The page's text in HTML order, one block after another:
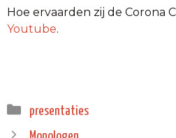
Hoe ervaarden zij de Corona
Youtube.
Categorieën
presentaties